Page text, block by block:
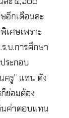
อีกเดือนละ
ศษเพราะ
.บ.การศึกษา
ระกอบ
ครู” แทน ดัง
ย่อมต้อง
นค่าตอบแทน